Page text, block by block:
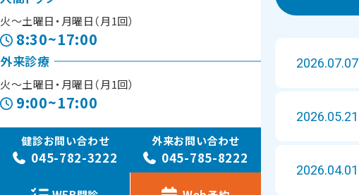
火〜土曜日・月曜日（月1回）
8:30~17:00
外来診療
火〜土曜日・月曜日（月1回）
9:00~17:00
健診お問い合わせ
045-782-3222
外来お問い合わせ
045-785-8222
2026.07.07
2026.05.21
2026.04.01